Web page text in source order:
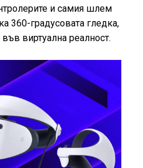
и самия шлем
360-градусовата гледка,
във виртуална реалност.